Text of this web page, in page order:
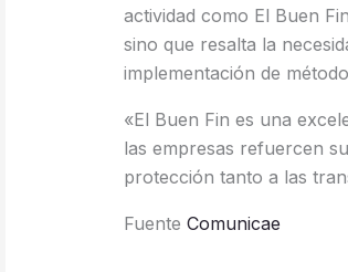
actividad como El Buen
sino que resalta la
implementación de
«El Buen Fin es una
las empresas refuercen
protección tanto a las
Fuente Comunicae